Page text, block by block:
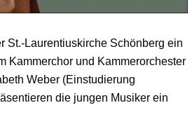
St.-Laurentiuskirche Schönberg ein
Kammerchor und Kammerorchester
Weber (Einstudierung
die jungen Musiker ein